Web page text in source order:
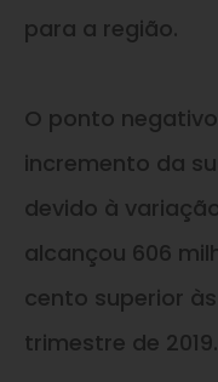
para a região.
O ponto
incremento da
devido à
alcançou 606
cento superior
trimestre de 2019.